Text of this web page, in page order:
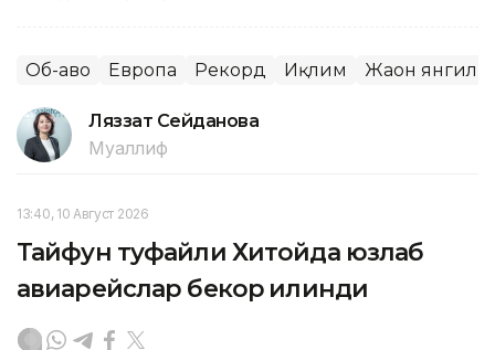
Об-ҳаво Европа Рекорд Иқлим Жаҳон
Ляззат Сейданова
Муаллиф
13:40, 10 Август 2026
Тайфун туфайли Хитойда юзлаб
авиарейслар бекор қилинди